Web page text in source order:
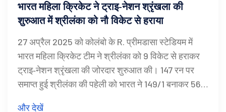
भारत महिला क्रिकेट ने ट्राइ‑नेशन श्रृंखला की
शुरुआत में श्रीलंका को नौ विकेट से हराया
27 अप्रैल 2025 को कोलंबो के R. प्रीमडासा स्टेडियम में
भारत महिला क्रिकेट टीम ने श्रीलंका को 9 विकेट से हराकर
ट्राइ‑नेशन श्रृंखला की जोरदार शुरुआत की। 147 रन पर
समाप्त हुई श्रीलंका की पहेली को भारत ने 149/1 बनाकर 56
और देखें